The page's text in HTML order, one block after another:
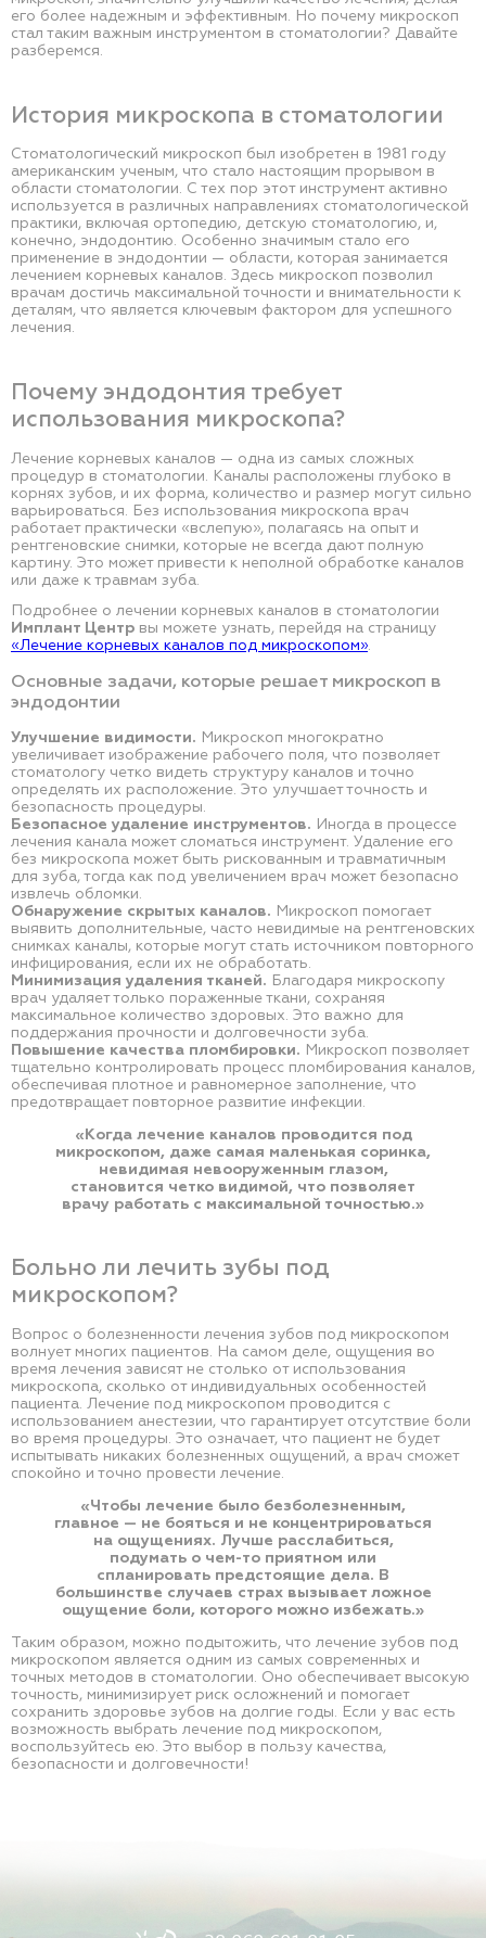
его более надежным и эффективным. Но почему микроскоп
стал таким важным инструментом в стоматологии? Давайте
разберемся.
История микроскопа в стоматологии
Стоматологический микроскоп был изобретен в 1981 году
американским ученым, что стало настоящим прорывом в
области стоматологии. С тех пор этот инструмент активно
используется в различных направлениях стоматологической
практики, включая ортопедию, детскую стоматологию, и,
конечно, эндодонтию. Особенно значимым стало его
применение в эндодонтии — области, которая занимается
лечением корневых каналов. Здесь микроскоп позволил
врачам достичь максимальной точности и внимательности к
деталям, что является ключевым фактором для успешного
лечения.
Почему эндодонтия требует
использования микроскопа?
Лечение корневых каналов — одна из самых сложных
процедур в стоматологии. Каналы расположены глубоко в
корнях зубов, и их форма, количество и размер могут сильно
варьироваться. Без использования микроскопа врач
работает практически «вслепую», полагаясь на опыт и
рентгеновские снимки, которые не всегда дают полную
картину. Это может привести к неполной обработке каналов
или даже к травмам зуба.
Подробнее о лечении корневых каналов в стоматологии
Имплант Центр вы можете узнать, перейдя на страницу
«Лечение корневых каналов под микроскопом».
Основные задачи, которые решает микроскоп в
эндодонтии
Улучшение видимости. Микроскоп многократно
увеличивает изображение рабочего поля, что позволяет
стоматологу четко видеть структуру каналов и точно
определять их расположение. Это улучшает точность и
безопасность процедуры.
Безопасное удаление инструментов. Иногда в процессе
лечения канала может сломаться инструмент. Удаление его
без микроскопа может быть рискованным и травматичным
для зуба, тогда как под увеличением врач может безопасно
извлечь обломки.
Обнаружение скрытых каналов. Микроскоп помогает
выявить дополнительные, часто невидимые на рентгеновских
снимках каналы, которые могут стать источником повторного
инфицирования, если их не обработать.
Минимизация удаления тканей. Благодаря микроскопу
врач удаляет только пораженные ткани, сохраняя
максимальное количество здоровых. Это важно для
поддержания прочности и долговечности зуба.
Повышение качества пломбировки. Микроскоп позволяет
тщательно контролировать процесс пломбирования каналов,
обеспечивая плотное и равномерное заполнение, что
предотвращает повторное развитие инфекции.
«Когда лечение каналов проводится под
микроскопом, даже самая маленькая соринка,
невидимая невооруженным глазом,
становится четко видимой, что позволяет
врачу работать с максимальной точностью.»
Больно ли лечить зубы под
микроскопом?
Вопрос о болезненности лечения зубов под микроскопом
волнует многих пациентов. На самом деле, ощущения во
время лечения зависят не столько от использования
микроскопа, сколько от индивидуальных особенностей
пациента. Лечение под микроскопом проводится с
использованием анестезии, что гарантирует отсутствие боли
во время процедуры. Это означает, что пациент не будет
испытывать никаких болезненных ощущений, а врач сможет
спокойно и точно провести лечение.
«Чтобы лечение было безболезненным,
главное — не бояться и не концентрироваться
на ощущениях. Лучше расслабиться,
подумать о чем-то приятном или
спланировать предстоящие дела. В
большинстве случаев страх вызывает ложное
ощущение боли, которого можно избежать.»
Таким образом, можно подытожить, что лечение зубов под
микроскопом является одним из самых современных и
точных методов в стоматологии. Оно обеспечивает высокую
точность, минимизирует риск осложнений и помогает
сохранить здоровье зубов на долгие годы. Если у вас есть
возможность выбрать лечение под микроскопом,
воспользуйтесь ею. Это выбор в пользу качества,
безопасности и долговечности!